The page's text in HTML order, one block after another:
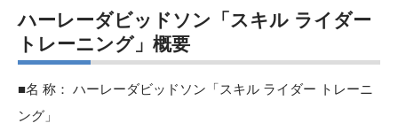
ハーレーダビッドソン「スキル ライダー
トレーニング」概要
■名 称： ハーレーダビッドソン「スキル ライダー トレーニ
ング」